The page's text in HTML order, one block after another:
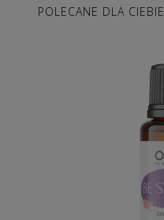
POLECANE DLA CIEBIE